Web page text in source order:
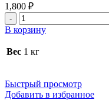
1,800 ₽
Количество
товара
Баранья
корейка
В корзину
Вес 1 кг
Быстрый просмотр
Добавить в избранное